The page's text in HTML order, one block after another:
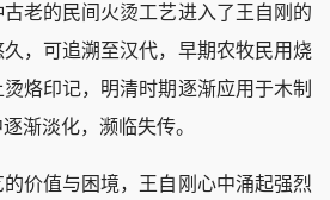
老的民间火烫工艺进入了王自刚的
，可追溯至汉代，早期农牧民用烧
烙印记，明清时期逐渐应用于木制
渐淡化，濒临失传。
值与困境，王自刚心中涌起强烈